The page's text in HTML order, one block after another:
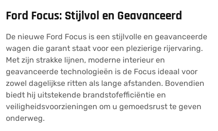
Ford Focus: Stijlvol en Geavanceerd
De nieuwe Ford Focus is een stijlvolle en geavanceerde
wagen die garant staat voor een plezierige rijervaring.
Met zijn strakke lijnen, moderne interieur en
geavanceerde technologieën is de Focus ideaal voor
zowel dagelijkse ritten als lange afstanden. Bovendien
biedt hij uitstekende brandstofefficiëntie en
veiligheidsvoorzieningen om u gemoedsrust te geven
onderweg.